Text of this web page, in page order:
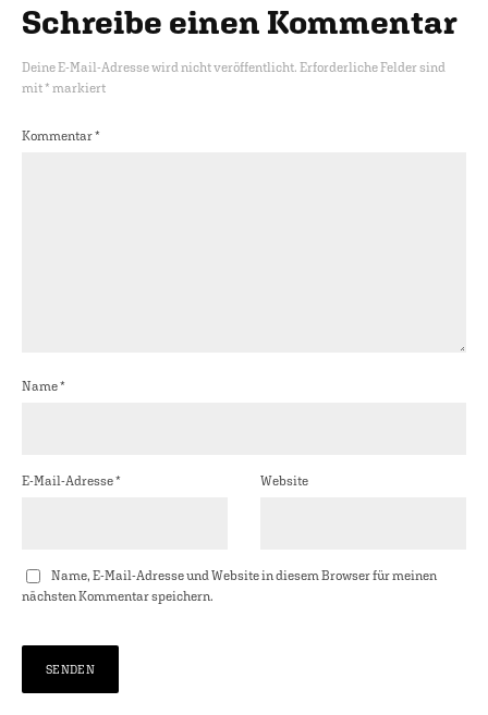
Schreibe einen Kommentar
Deine E-Mail-Adresse wird nicht veröffentlicht. Erforderliche Felder sind
mit* markiert
Kommentar*
Name*
E-Mail-Adresse* Website
Name, E-Mail-Adresse und Website in diesem Browser für meinen
nächsten Kommentar speichern.